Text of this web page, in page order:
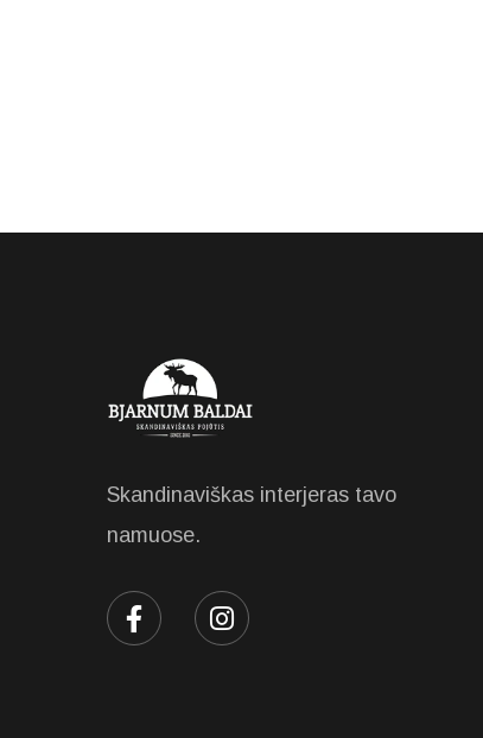
Skandinaviškas interjeras tavo
namuose.